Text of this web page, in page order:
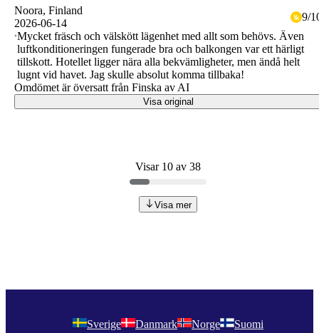
Noora, Finland
2026-06-14
9/
Mycket fräsch och välskött lägenhet med allt som behövs. Även
luftkonditioneringen fungerade bra och balkongen var ett härligt
tillskott. Hotellet ligger nära alla bekvämligheter, men ändå helt
lugnt vid havet. Jag skulle absolut komma tillbaka!
Omdömet är översatt från Finska av AI
Visa original
Visar 10 av 38
Visa mer
Sverige Danmark Norge Suomi